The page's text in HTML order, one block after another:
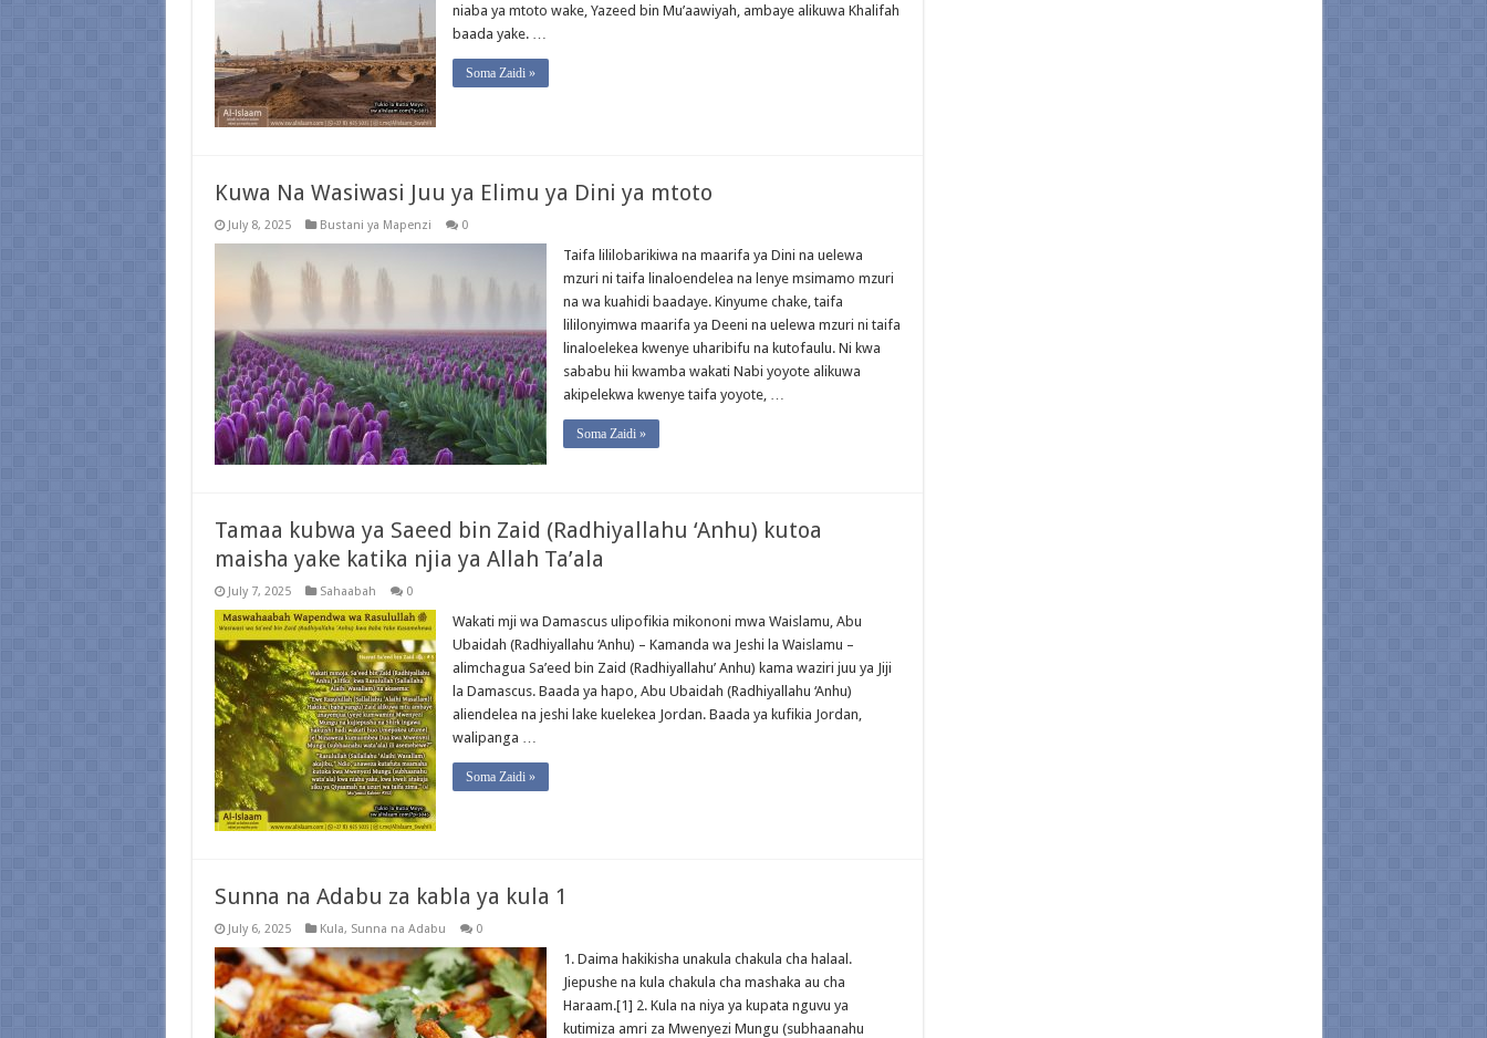
niaba ya mtoto wake, Yazeed bin Mu’aawiyah, ambaye alikuwa Khalifah
baada yake. …
Soma Zaidi »
Kuwa Na Wasiwasi Juu ya Elimu ya Dini ya mtoto
July 8, 2025 Bustani ya Mapenzi 0
Taifa lililobarikiwa na maarifa ya Dini na uelewa
mzuri ni taifa linaloendelea na lenye msimamo mzuri
na wa kuahidi baadaye. Kinyume chake, taifa
lililonyimwa maarifa ya Deeni na uelewa mzuri ni taifa
linaloelekea kwenye uharibifu na kutofaulu. Ni kwa
sababu hii kwamba wakati Nabi yoyote alikuwa
akipelekwa kwenye taifa yoyote, …
Soma Zaidi »
Tamaa kubwa ya Saeed bin Zaid (Radhiyallahu ‘Anhu) kutoa
maisha yake katika njia ya Allah Ta’ala
July 7, 2025 Sahaabah 0
Wakati mji wa Damascus ulipofikia mikononi mwa Waislamu, Abu
Ubaidah (Radhiyallahu ‘Anhu) – Kamanda wa Jeshi la Waislamu –
alimchagua Sa’eed bin Zaid (Radhiyallahu’ Anhu) kama waziri juu ya Jiji
la Damascus. Baada ya hapo, Abu Ubaidah (Radhiyallahu ‘Anhu)
aliendelea na jeshi lake kuelekea Jordan. Baada ya kufikia Jordan,
walipanga …
Soma Zaidi »
Sunna na Adabu za kabla ya kula 1
July 6, 2025 Kula, Sunna na Adabu 0
1. Daima hakikisha unakula chakula cha halaal.
Jiepushe na kula chakula cha mashaka au cha
Haraam.[1] 2. Kula na niya ya kupata nguvu ya
kutimiza amri za Mwenyezi Mungu (subhaanahu